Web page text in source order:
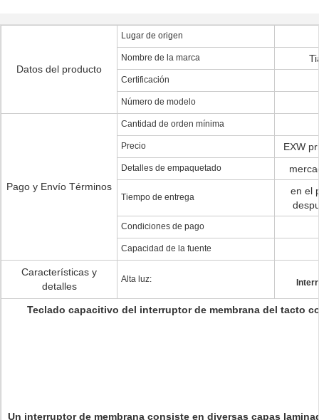
Datos del producto
Lugar de origen
Nombre de la marca
Certificación
Número de modelo
Pago y Envío Términos
Cantidad de orden mínima
Precio EXW
Detalles de empaquetado
Tiempo de entrega
en el
Condiciones de pago
Capacidad de la fuente
Características y
detalles
Alta luz:
Teclado capacitivo del interruptor de membrana del tacto
Un interruptor de membrana consiste en diversas capas